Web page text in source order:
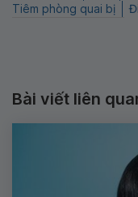
Tiêm phòng quai bị
Bài viết liên